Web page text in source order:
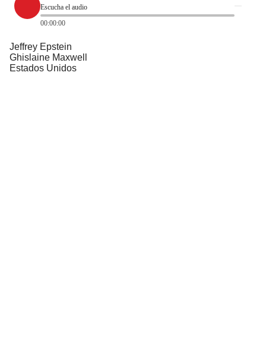
Escucha el audio
00:00:00
Jeffrey Epstein
Ghislaine Maxwell
Estados Unidos